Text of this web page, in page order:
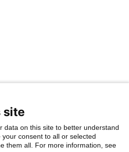
site
data on this site to better understand
consent to all or selected
them all. For more information, see